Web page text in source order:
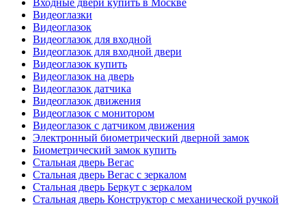
Входные двери купить в Москве
Видеоглазки
Видеоглазок
Видеоглазок для входной
Видеоглазок для входной двери
Видеоглазок купить
Видеоглазок на дверь
Видеоглазок датчика
Видеоглазок движения
Видеоглазок с монитором
Видеоглазок с датчиком движения
Электронный биометрический дверной замок
Биометрический замок купить
Стальная дверь Вегас
Стальная дверь Вегас с зеркалом
Стальная дверь Беркут с зеркалом
Стальная дверь Конструктор с механической ручкой